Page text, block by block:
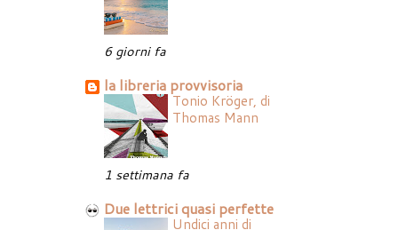
6 giorni fa
la libreria provvisoria
Tonio Kröger, di
Thomas Mann
1 settimana fa
Due lettrici quasi perfette
Undici anni di